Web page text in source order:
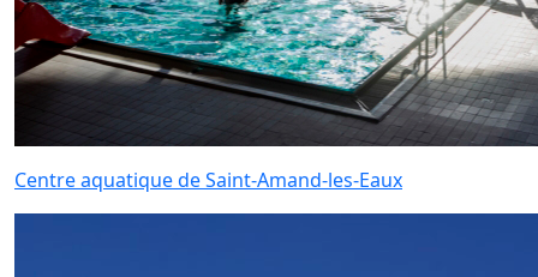
Centre aquatique de Saint-Amand-les-Eaux